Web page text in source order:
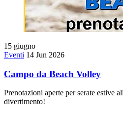
15 giugno
Eventi 14 Jun 2026
Campo da Beach Volley
Prenotazioni aperte per serate estive
divertimento!